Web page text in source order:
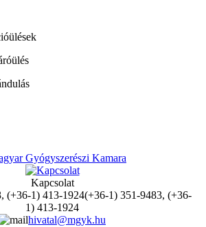
Kapcsolat
(+36-1) 351-9483, (+36-
1) 413-1924
hivatal@mgyk.hu